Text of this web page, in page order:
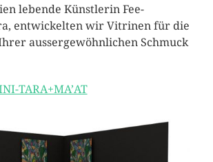
lebende Künstlerin Fee-
entwickelten wir Vitrinen für die
aussergewöhnlichen Schmuck
TARA+MA’AT